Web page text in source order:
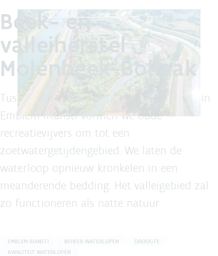
Beek- en
valleiherstel
Molenbeek-Bollaak
Tussen het Netekanaal en de Kleine Nete in
Emblem (Ranst) vormen we oude
recreatievijvers om tot een
zoetwatergetijdengebied. We laten de
waterloop opnieuw kronkelen in een
meanderende bedding. Het valleigebied zal
zo functioneren als natte natuur.
EMBLEM (RANST) BEHEER WATERLOPEN
DROOGTE
KWALITEIT WATERLOPEN